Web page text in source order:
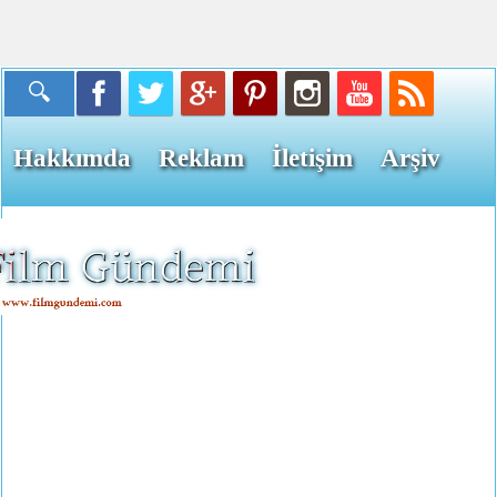
Hakkımda Reklam İletişim Arşiv